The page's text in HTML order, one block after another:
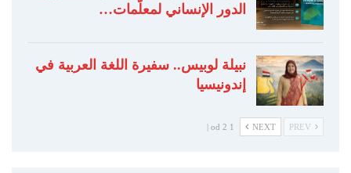
الدور الإنساني لمعلّمات…
نبيلة لوبيس.. سفيرة اللغة العربية في
إندونيسيا
NEXT
1 od 2 |